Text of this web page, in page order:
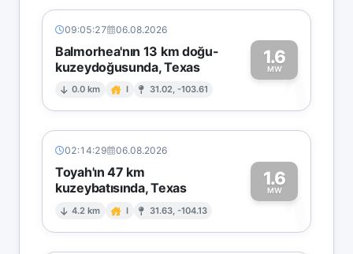
09:05:27 06.08.2026
Balmorhea'nın 13 km doğu-
kuzeydoğusunda, Texas
0.0 km I 31.02, -103.61
1.6
MW1
02:14:29 06.08.2026
Toyah'ın 47 km
kuzeybatısında, Texas
4.2 km I 31.63, -104.13
1.6
MW1